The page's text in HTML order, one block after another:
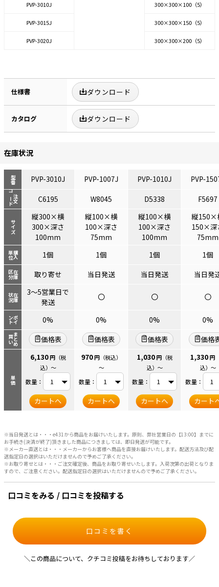
PVP-3010J 300×300×100（5）
PVP-3015J 300×300×150（5）
PVP-3020J 300×300×200（5）
仕様書 ダウンロード
カタログ ダウンロード
在庫状況
型番
注文
コード
サイズ
購入
単位
在庫
区分
在庫
状況
ポイ
ント
まとめ
買い
単価
PVP-3010J PVP-1007J PVP-1010J PVP-
C6195 W8045 D5338
F5697
縦300×横
300×深さ
100mm
縦100×横
100×深さ
75mm
縦100×横
100×深さ
100mm
縦150×
150×深
75mm
1個
1個 1個
1個
取り寄せ
当日発送 当日発送
当日発
3～5営業日で
発送
〇 〇 〇
0% 0% 0%
0%
価格表
価格表 価格表
価格
6,130 円（税
込） ～
数量：
カートへ
970円 （税込）
～
数量：
カートへ
1,030 円（税
込） ～
数量：
カートへ
1,330 円
込） ～
数量：
カート
※当日発送とは・・・e431から商品をお届けいたします。原則、弊社営業日の【13:00】までに
お手続き(決済が終了)頂きました商品につきましては、即日発送が可能です。
※メーカー直送とは・・・メーカーからお客様へ商品を直接お届けいたします。配送方法及び配
送指定日の選択はいただけませんので予めご了承ください。
※お取り寄せとは・・・ご注文確定後、商品をお取り寄せいたします。入荷次第の出荷となりま
すので、ご注意ください。配送指定日の選択はいただけませんので予めご了承ください。
口コミをみる / 口コミを投稿する
口コミを書く
＼この商品について、クチコミ投稿をお待ちしております／